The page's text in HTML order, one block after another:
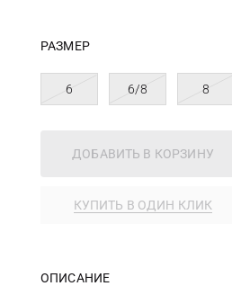
РАЗМЕР
6 6/8 8
ДОБАВИТЬ В КОРЗИНУ
КУПИТЬ В ОДИН КЛИК
ОПИСАНИЕ